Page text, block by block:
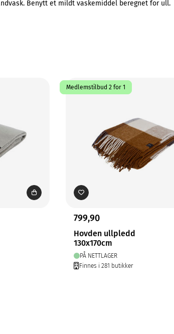
Benytt et mildt vaskemiddel beregnet for ull.
Medlemstilbud 2 for 1
799,90
Hovden ullpledd
130x170cm
PÅ NETTLAGER
Finnes i 281 butikker